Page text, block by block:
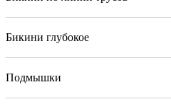
Бикини глубокое
Подмышки